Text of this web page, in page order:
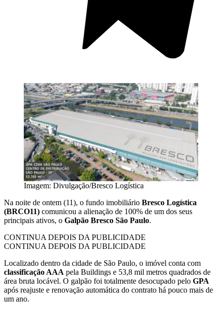
Imagem: Divulgação/Bresco Logística
Na noite de ontem (11), o fundo imobiliário Bresco Logística
(BRCO11) comunicou a alienação de 100% de um dos seus
principais ativos, o Galpão Bresco São Paulo.
CONTINUA DEPOIS DA PUBLICIDADE
CONTINUA DEPOIS DA PUBLICIDADE
Localizado dentro da cidade de São Paulo, o imóvel conta com
classificação AAA pela Buildings e 53,8 mil metros quadrados de
área bruta locável. O galpão foi totalmente desocupado pelo GPA
após reajuste e renovação automática do contrato há pouco mais de
um ano.